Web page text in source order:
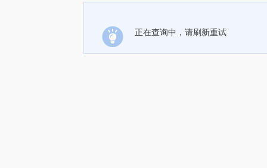
正在查询中，请刷新重试